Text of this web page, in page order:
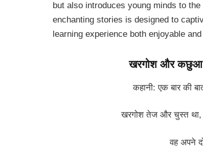
but also introduces young minds to
enchanting stories is designed to
learning experience both enjoyable
खरगोश और
कहानी: एक बार की
खरगोश तेज और चुस्त था,
वह अपने